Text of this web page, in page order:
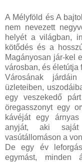
A Mélyföld és A
nem nevezett
helyét a világban,
kötődés és a
Magányosan jár-kel
városban, és életútja
Városának
üzleteiben,
egy veszekedő
öregasszonyt egy
kávéját egy
anyját, aki saját
vasútállomáson a
De egy év
egymást, minden